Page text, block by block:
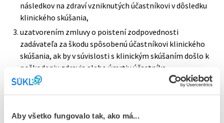
Aby všetko fungovalo tak, ako má...
následkov na zdraví vzniknutých účastníkovi v dôsledku
klinického skúšania,
uzatvorením zmluvy o poistení zodpovednosti
zadávateľa za škodu spôsobenú účastníkovi klinického
skúšania, ak by v súvislosti s klinickým skúšaním došlo k
poškodeniu zdravia alebo úmrtiu účastníka,
uzatvorením zmluvy o poistení zodpovednosti
poskytovateľa zdravotnej starostlivosti za škodu, ktorá